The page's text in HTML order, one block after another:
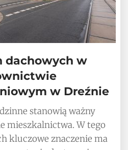
dachowych w
w Dreźnie
stanowią ważny
mieszkalnictwa. W tego
kluczowe znaczenie ma